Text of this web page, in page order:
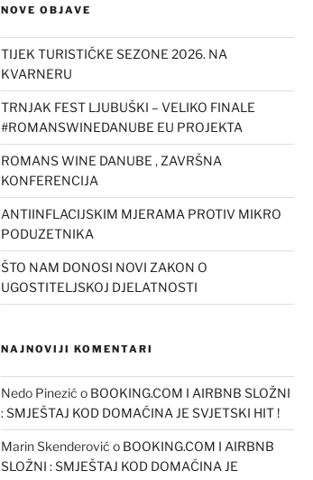
NOVE OBJAVE
TIJEK TURISTIČKE SEZONE 2026. NA
KVARNERU
TRNJAK FEST LJUBUŠKI – VELIKO FINALE
#ROMANSWINEDANUBE EU PROJEKTA
ROMANS WINE DANUBE , ZAVRŠNA
KONFERENCIJA
ANTIINFLACIJSKIM MJERAMA PROTIV MIKRO
PODUZETNIKA
ŠTO NAM DONOSI NOVI ZAKON O
UGOSTITELJSKOJ DJELATNOSTI
NAJNOVIJI KOMENTARI
Nedo Pinezić o BOOKING.COM I AIRBNB SLOŽNI
: SMJEŠTAJ KOD DOMAĆINA JE SVJETSKI HIT !
Marin Skenderović o BOOKING.COM I AIRBNB
SLOŽNI : SMJEŠTAJ KOD DOMAĆINA JE